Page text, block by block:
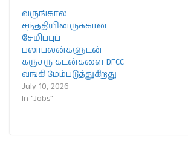
வருங்கால
சந்ததியினருக்கான
சேமிப்புப்
பலாபலன்களுடன்
கருசரு கடன்களை DFCC
வங்கி மேம்படுத்துகிறது
July 10, 2026
In "Jobs"